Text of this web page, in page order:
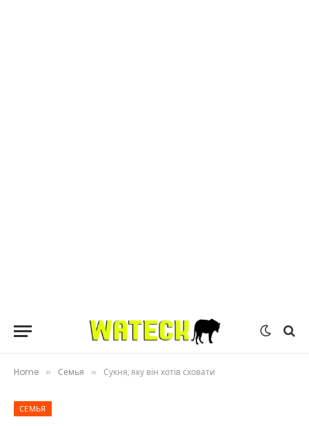
Home » Семья » Сукня, яку він хотів сховати
СЕМЬЯ